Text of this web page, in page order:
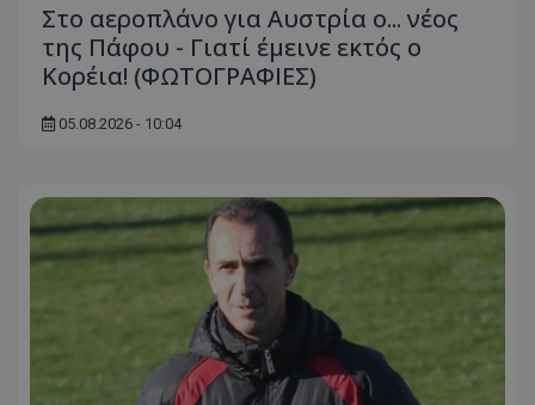
Στο αεροπλάνο για Αυστρία ο... νέος
της Πάφου - Γιατί έμεινε εκτός ο
Κορέια! (ΦΩΤΟΓΡΑΦΙΕΣ)
05.08.2026 - 10:04